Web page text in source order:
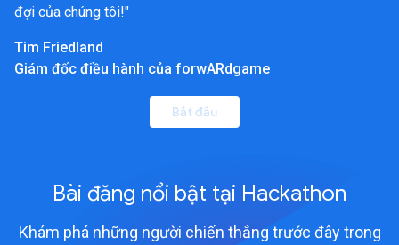
đợi của chúng tôi!"
Tim Friedland
Giám đốc điều hành của forwARdgame
Bắt đầu
Bài đăng nổi bật tại Hackathon
Khám phá những người chiến thắng trước đây trong